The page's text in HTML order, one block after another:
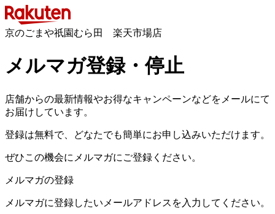
京のごまや祇園むら田 楽天市場店
メルマガ登録・停止
店舗からの最新情報やお得なキャンペーンなどをメールにて
お届けしています。
登録は無料で、どなたでも簡単にお申し込みいただけます。
ぜひこの機会にメルマガにご登録ください。
メルマガの登録
メルマガに登録したいメールアドレスを入力してください。